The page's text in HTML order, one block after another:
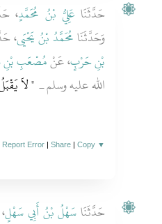
حَدَّثَنَا عَلِيُّ بْنُ مُحَمَّدٍ،
وَحَدَّثَنَامُحَمَّدُ بْنُ يَحْيَى،
بْنِ حَرْبٍ، عَنْمُصْعَبِ بْنِ
الله عليه وسلم ـ ‏ "‏ لاَ
Report Error |Share |Copy ▼
حَدَّثَنَاسَهْلُ بْنُ أَبِي سَهْلٍ